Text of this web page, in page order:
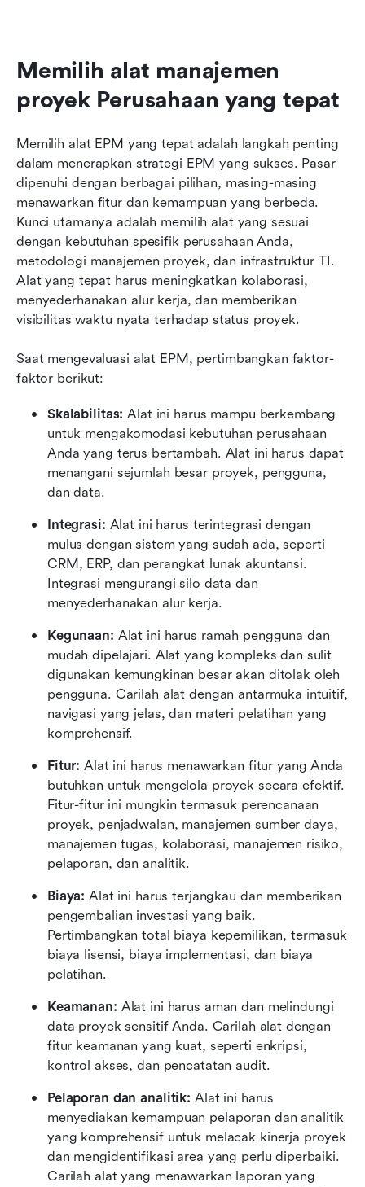
Memilih alat manajemen
proyek Perusahaan yang tepat
Memilih alat EPM yang tepat adalah langkah penting
dalam menerapkan strategi EPM yang sukses. Pasar
dipenuhi dengan berbagai pilihan, masing-masing
menawarkan fitur dan kemampuan yang berbeda.
Kunci utamanya adalah memilih alat yang sesuai
dengan kebutuhan spesifik perusahaan Anda,
metodologi manajemen proyek, dan infrastruktur TI.
Alat yang tepat harus meningkatkan kolaborasi,
menyederhanakan alur kerja, dan memberikan
visibilitas waktu nyata terhadap status proyek.
Saat mengevaluasi alat EPM, pertimbangkan faktor-
faktor berikut:
Skalabilitas: Alat ini harus mampu berkembang
untuk mengakomodasi kebutuhan perusahaan
Anda yang terus bertambah. Alat ini harus dapat
menangani sejumlah besar proyek, pengguna,
dan data.
Integrasi: Alat ini harus terintegrasi dengan
mulus dengan sistem yang sudah ada, seperti
CRM, ERP, dan perangkat lunak akuntansi.
Integrasi mengurangi silo data dan
menyederhanakan alur kerja.
Kegunaan: Alat ini harus ramah pengguna dan
mudah dipelajari. Alat yang kompleks dan sulit
digunakan kemungkinan besar akan ditolak oleh
pengguna. Carilah alat dengan antarmuka intuitif,
navigasi yang jelas, dan materi pelatihan yang
komprehensif.
Fitur: Alat ini harus menawarkan fitur yang Anda
butuhkan untuk mengelola proyek secara efektif.
Fitur-fitur ini mungkin termasuk perencanaan
proyek, penjadwalan, manajemen sumber daya,
manajemen tugas, kolaborasi, manajemen risiko,
pelaporan, dan analitik.
Biaya: Alat ini harus terjangkau dan memberikan
pengembalian investasi yang baik.
Pertimbangkan total biaya kepemilikan, termasuk
biaya lisensi, biaya implementasi, dan biaya
pelatihan.
Keamanan: Alat ini harus aman dan melindungi
data proyek sensitif Anda. Carilah alat dengan
fitur keamanan yang kuat, seperti enkripsi,
kontrol akses, dan pencatatan audit.
Pelaporan dan analitik: Alat ini harus
menyediakan kemampuan pelaporan dan analitik
yang komprehensif untuk melacak kinerja proyek
dan mengidentifikasi area yang perlu diperbaiki.
Carilah alat yang menawarkan laporan yang